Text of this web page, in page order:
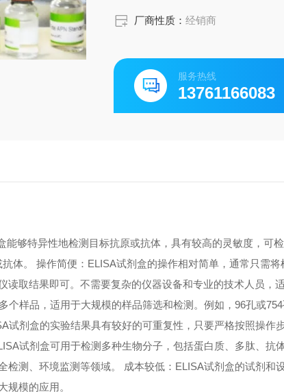
377.购买Bogoo ELISA试剂盒可以
厂商性质：经销商
服务热线
13761166083
够特异性地检测目标抗原或抗体，具有较高的灵敏度，可
体。 操作简便：ELISA试剂盒的操作相对简单，通常只需将
取结果即可。不需要复杂的仪器设备和专业的技术人员，
样品，适用于大规模的样品筛选和检测。例如，96孔或
剂盒的实验结果具有较好的可重复性，只要严格按照操作
试剂盒可用于检测多种生物分子，包括蛋白质、多肽、抗
测、环境监测等领域。 成本较低：ELISA试剂盒的试剂和
规模的应用。